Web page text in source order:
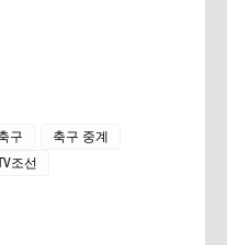
구
축구 중계
조선